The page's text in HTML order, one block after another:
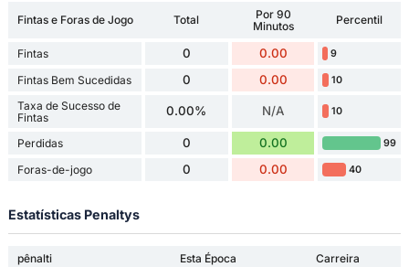
Fintas e Foras de Jogo Total
Por 90
Minutos
Percentil
Fintas 0 0.00 9
Fintas Bem Sucedidas 0 0.00 10
Taxa de Sucesso de
Fintas
0.00% N/A 10
Perdidas 0 0.00 99
Foras-de-jogo 0 0.00 40
Estatísticas Penaltys
pênalti Esta Época
Carreira